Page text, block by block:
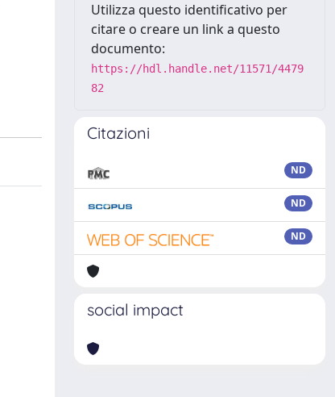
Utilizza questo identificativo per
citare o creare un link a questo
documento:
https://hdl.handle.net/11571/4479
82
Citazioni
ND
ND
ND
social impact